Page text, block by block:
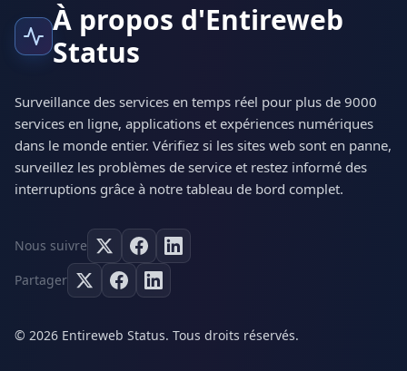
À propos d'Entireweb
Status
Surveillance des services en temps réel pour plus de 9000
services en ligne, applications et expériences numériques
dans le monde entier. Vérifiez si les sites web sont en panne,
surveillez les problèmes de service et restez informé des
interruptions grâce à notre tableau de bord complet.
Nous suivre
Partager
© 2026 Entireweb Status. Tous droits réservés.